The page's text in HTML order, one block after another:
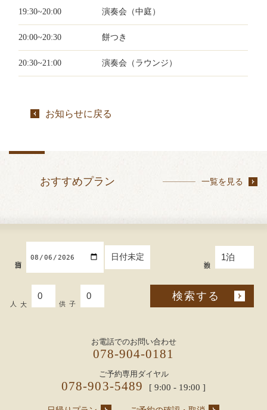
19:30~20:00 演奏会（中庭）
20:00~20:30 餅つき
20:30~21:00 演奏会（ラウンジ）
お知らせに戻る
おすすめプラン 一覧を見る
日付未定
検索する
お電話でのお問い合わせ
078-904-0181
ご予約専用ダイヤル
078-903-5489 [ 9:00 - 19:00 ]